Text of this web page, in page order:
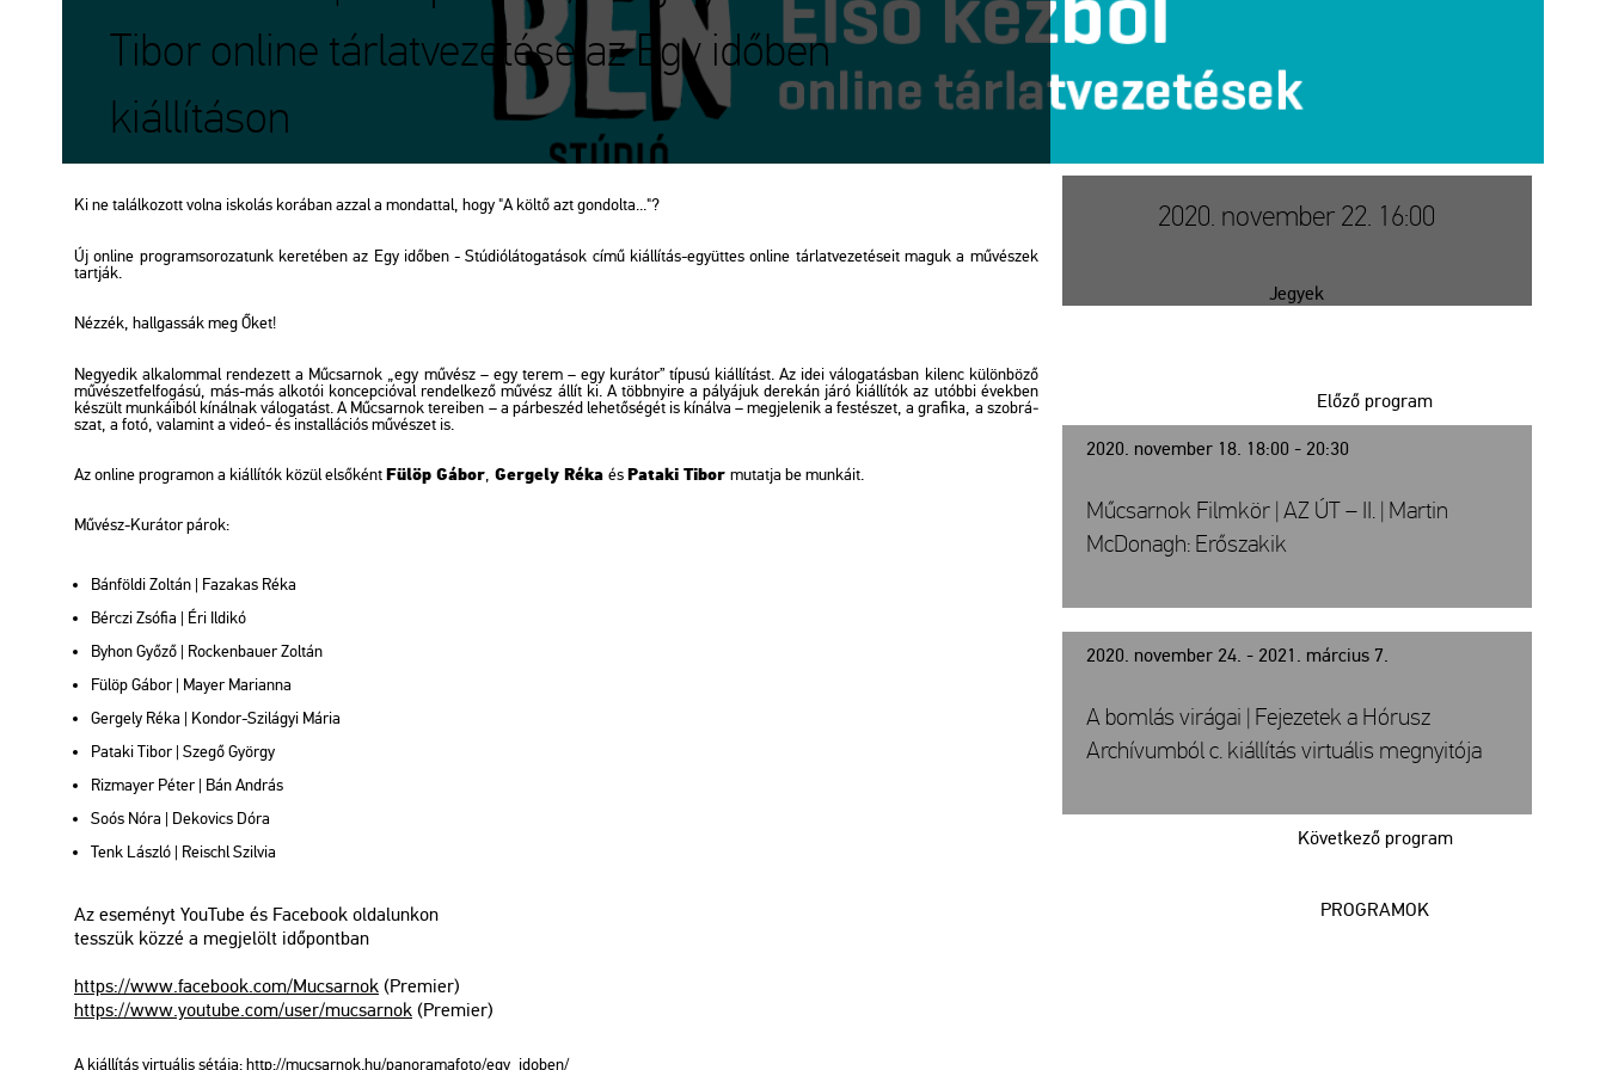
Tibor online tárlatvezetése az Egy időben
kiállításon
Ki ne ta­lál­ko­zott volna is­ko­lás ko­rá­ban azzal a mon­dat­tal, hogy "A költő azt gon­dol­ta..."?
Új on­line prog­ram­so­ro­za­tunk ke­re­té­ben az Egy idő­ben - Stú­dió­lá­to­ga­tá­sok című ki­ál­lí­tás-együt­tes on­line tár­lat­ve­ze­té­se­it maguk a mű­vé­szek
tart­ják.
Néz­zék, hall­gas­sák meg Őket!
Ne­gye­dik al­ka­lom­mal ren­de­zett a Mű­csar­nok „egy mű­vész – egy terem – egy ku­rá­tor” tí­pu­sú ki­ál­lí­tást. Az idei vá­lo­ga­tás­ban ki­lenc kü­lön­bö­ző
mű­vé­szet­fel­fo­gá­sú, más-más al­ko­tói kon­cep­ci­ó­val ren­del­ke­ző mű­vész állít ki. A több­nyi­re a pá­lyá­juk de­re­kán járó ki­ál­lí­tók az utób­bi évek­ben
ké­szült mun­ká­i­ból kí­nál­nak vá­lo­ga­tást. A Mű­csar­nok te­re­i­ben – a pár­be­széd le­he­tő­sé­gét is kí­nál­va – meg­je­le­nik a fes­té­szet, a gra­fi­ka, a szob­rá­
szat, a fotó, va­la­mint a videó- és ins­tal­lá­ci­ós mű­vé­szet is.
Az on­line prog­ra­mon a ki­ál­lí­tók közül el­ső­kéntFülöp Gábor, Ger­gely Réka ésPa­ta­ki Tibor mu­tat­ja be mun­ká­it.
Mű­vész-Ku­rá­tor párok:
Bán­föl­di Zol­tán | Fa­za­kas Réka
Bérczi Zsó­fia | Éri Il­di­kó
Byhon Győző | Rocken­ba­u­er Zol­tán
Fülöp Gábor | Mayer Ma­ri­an­na
Ger­gely Réka | Kon­dor-Szi­lá­gyi Mária
Pa­ta­ki Tibor | Szegő György
Riz­mayer Péter | Bán And­rás
Soós Nóra | De­ko­vics Dóra
Tenk Lász­ló | Re­ischl Szil­via
Az ese­ményt You­Tu­be és Fa­ce­book ol­da­lun­kon
tesszük közzé a meg­je­lölt idő­pont­ban
https://​www.​fa­ce­book.​com/​Mu­csar­nok (Pre­mi­er)
https://​www.​you­tu­be.​com/​user/​mu­csar­nok (Pre­mi­er)
A ki­ál­lí­tás vir­tu­á­lis sé­tá­ja:http://​mu­csar­nok.​hu/​pan​oram​afot​o/​egy_​ido­ben/
2020. november 22. 16:00
Jegyek
2020. november 18. 18:00 - 20:30
Előző program
Műcsarnok Filmkör | AZ ÚT – II. | Martin
McDonagh: Erőszakik
2020. november 24. - 2021. március 7.
Következő program
A bomlás virágai | Fejezetek a Hórusz
Archívumból c. kiállítás virtuális megnyitója
PROGRAMOK